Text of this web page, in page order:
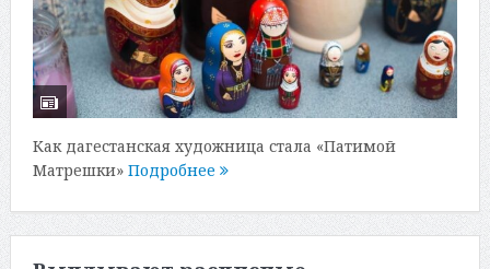
Как дагестанская художница стала «Патимой
Матрешки» Подробнее